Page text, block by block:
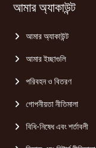
আমার অ্যাকাউন্ট
আমার অ্যাকাউন্ট
আমার ইচ্ছাগুলি
পরিবহন ও বিতরণ
গোপনীয়তা নীতিমালা
বিধি-নিষেধ এবং শর্তাবলী